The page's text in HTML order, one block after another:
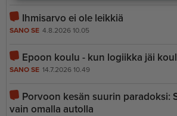
Ihmisarvo ei ole leikkiä
SANO SE 4.8.2026 10.05
Epoon koulu - kun logiikka jäi
SANO SE 14.7.2026 10.49
Porvoon kesän suurin paradoksi:
vain omalla autolla